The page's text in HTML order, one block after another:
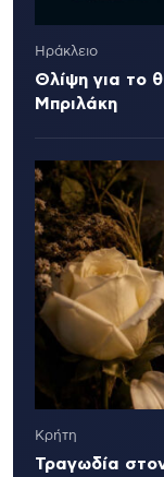
Ηράκλειο
Θλίψη για το
Μπριλάκη
Κρήτη
Τραγωδία